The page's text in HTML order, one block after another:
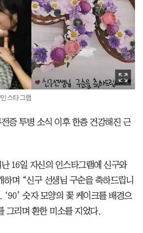
스타그램
증 투병 소식 이후 한층 건강해진 근
16일 자신의 인스타그램에 신구와
하며 “신구 선생님 구순을 축하드립니
숫자 모양의 꽃 케이크를 배경으
그리며 환한 미소를 지었다.